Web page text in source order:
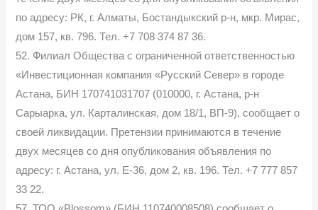
по адресу: РК, г. Алматы, Бостандыкский р-н, мкр. Мирас,
дом 157, кв. 796. Тел. +7 708 374 87 36.
52. Филиал Общества с ограниченной ответственностью
«Инвестиционная компания «Русский Север» в городе
Астана, БИН 170741031707 (010000, г. Астана, р-н
Сарыарка, ул. Карталинская, дом 18/1, ВП-9), сообщает о
своей ликвидации. Претензии принимаются в течение
двух месяцев со дня опубликования объявления по
адресу: г. Астана, ул. Е-36, дом 2, кв. 196. Тел. +7 777 857
33 22.